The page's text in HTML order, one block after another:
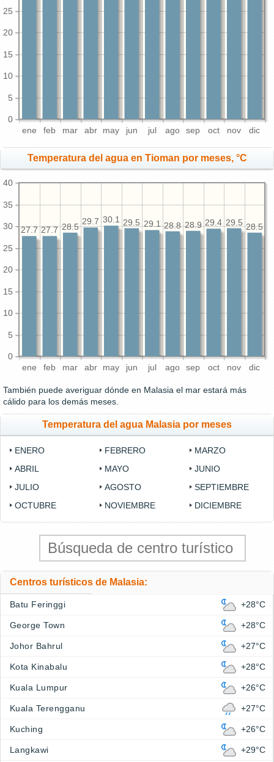
ene feb mar abr may jun jul ago sep oct nov dic
0
5
10
15
20
25
Temperatura del agua en Tioman por meses, °C
ene feb mar abr may jun jul ago sep oct nov dic
0
5
10
15
20
25
30
35
40
28.5
29.5
29.4
28.9
28.8
29.1
29.5
30.1
29.7
28.5
27.7
27.7
También puede averiguar dónde en Malasia el mar estará más
cálido para los demás meses.
Temperatura del agua Malasia por meses
ENERO FEBRERO
MARZO
ABRIL
MAYO
JUNIO
JULIO
AGOSTO
SEPTIEMBRE
OCTUBRE
NOVIEMBRE DICIEMBRE
Centros turísticos de Malasia:
Batu Feringgi +28°C
George Town +28°C
Johor Bahrul +27°C
Kota Kinabalu +28°C
Kuala Lumpur +26°C
Kuala Terengganu +27°C
Kuching +26°C
Langkawi +29°C